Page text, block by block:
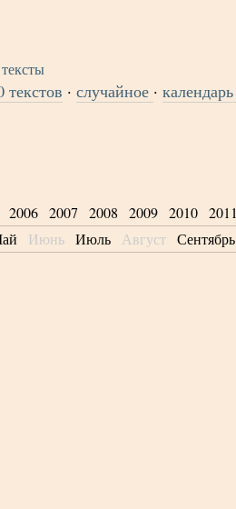
текстов ·случайное ·календарь
2006 2007 2008 2009 2010 2011
Июнь Июль Август Сентябрь